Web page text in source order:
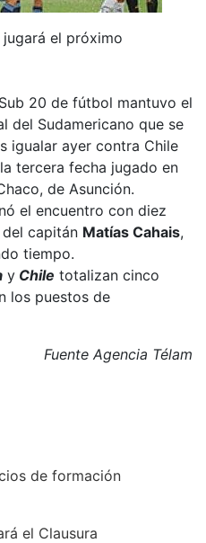
el próximo
20 de fútbol mantuvo el
del Sudamericano que se
igualar ayer contra Chile
tercera fecha jugado en
de Asunción.
el encuentro con diez
capitán Matías Cahais,
tiempo.
y Chile totalizan cinco
los puestos de
Fuente Agencia Télam
de formación
el Clausura